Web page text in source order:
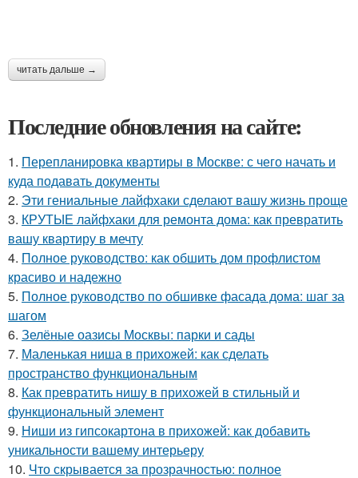
читать дальше →
Последние обновления на сайте:
1. Перепланировка квартиры в Москве: с чего начать и
куда подавать документы
2. Эти гениальные лайфхаки сделают вашу жизнь проще
3. КРУТЫЕ лайфхаки для ремонта дома: как превратить
вашу квартиру в мечту
4. Полное руководство: как обшить дом профлистом
красиво и надежно
5. Полное руководство по обшивке фасада дома: шаг за
шагом
6. Зелёные оазисы Москвы: парки и сады
7. Маленькая ниша в прихожей: как сделать
пространство функциональным
8. Как превратить нишу в прихожей в стильный и
функциональный элемент
9. Ниши из гипсокартона в прихожей: как добавить
уникальности вашему интерьеру
10. Что скрывается за прозрачностью: полное